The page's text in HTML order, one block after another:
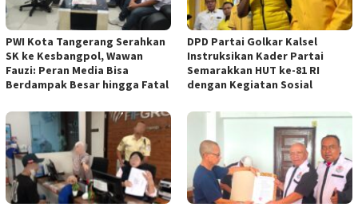
PWI Kota Tangerang Serahkan
SK ke Kesbangpol, Wawan
Fauzi: Peran Media Bisa
Berdampak Besar hingga Fatal
DPD Partai Golkar Kalsel
Instruksikan Kader Partai
Semarakkan HUT ke-81 RI
dengan Kegiatan Sosial